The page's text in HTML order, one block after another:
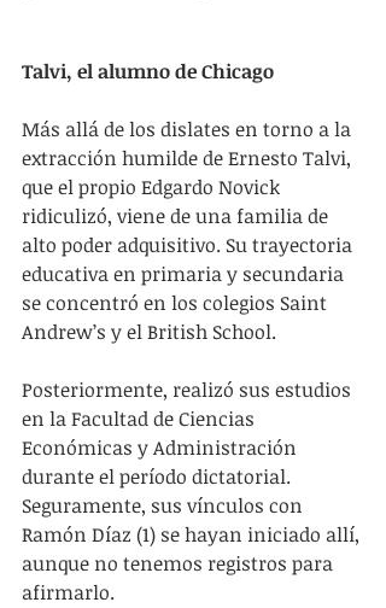
Talvi, el alumno de Chicago
Más allá de los dislates en torno a la
extracción humilde de Ernesto Talvi,
que el propio Edgardo Novick
ridiculizó, viene de una familia de
alto poder adquisitivo. Su trayectoria
educativa en primaria y secundaria
se concentró en los colegios Saint
Andrew’s y el British School.
Posteriormente, realizó sus estudios
en la Facultad de Ciencias
Económicas y Administración
durante el período dictatorial.
Seguramente, sus vínculos con
Ramón Díaz (1) se hayan iniciado allí,
aunque no tenemos registros para
afirmarlo.